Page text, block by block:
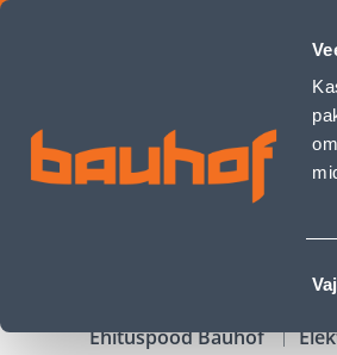
valik
Lülitid ja pistikupesad - Bauhof has
Ehituspood Bauhof